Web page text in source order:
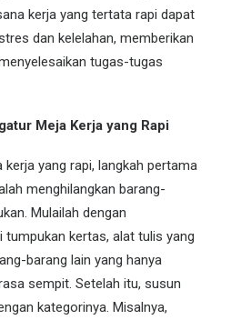
kerja yang tertata rapi dapat
dan kelelahan, memberikan
tugas-tugas
Meja Kerja yang Rapi
yang rapi, langkah pertama
menghilangkan barang-
Mulailah dengan
kertas, alat tulis yang
barang lain yang hanya
sempit. Setelah itu, susun
kategorinya. Misalnya,